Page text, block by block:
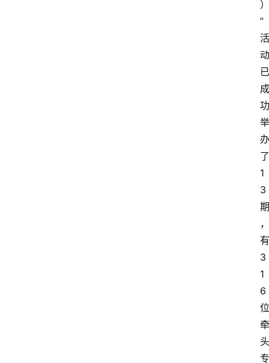
）
”
活
动
已
成
功
举
办
了
1
3
期
，
有
3
1
6
位
牵
头
专